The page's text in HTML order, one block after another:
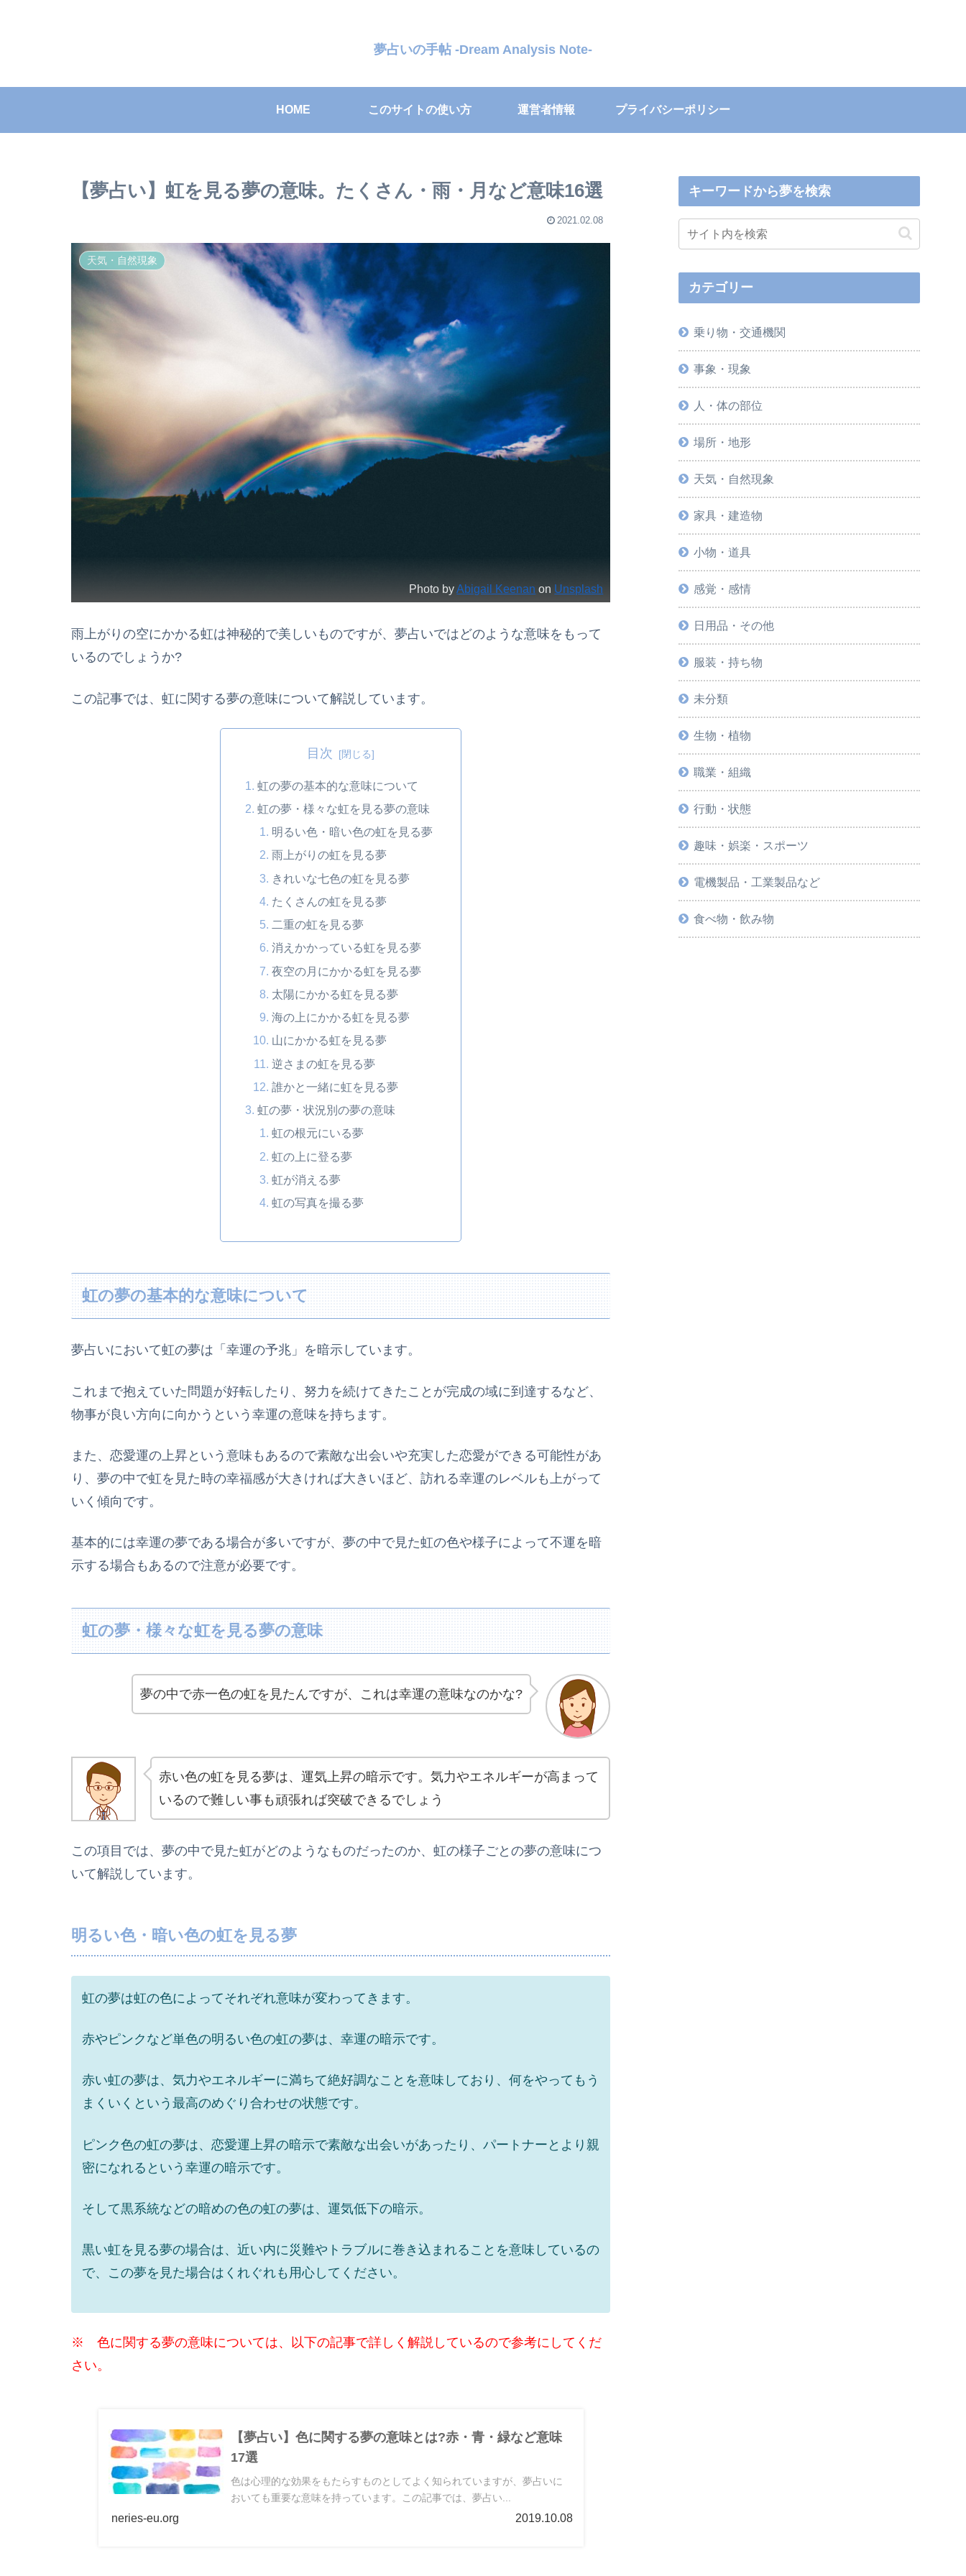
夢占いの手帖 -Dream Analysis Note-
HOME このサイトの使い方 運営者情報 プライバシーポリシー
【夢占い】虹を見る夢の意味。たくさん・雨・月など意味16選
2021.02.08
天気・自然現象
Photo byAbigail Keenan on Unsplash
雨上がりの空にかかる虹は神秘的で美しいものですが、夢占いではどのような意味をもって
いるのでしょうか?
この記事では、虹に関する夢の意味について解説しています。
目次
虹の夢の基本的な意味について
虹の夢・様々な虹を見る夢の意味
明るい色・暗い色の虹を見る夢
雨上がりの虹を見る夢
きれいな七色の虹を見る夢
たくさんの虹を見る夢
二重の虹を見る夢
消えかかっている虹を見る夢
夜空の月にかかる虹を見る夢
太陽にかかる虹を見る夢
海の上にかかる虹を見る夢
山にかかる虹を見る夢
逆さまの虹を見る夢
誰かと一緒に虹を見る夢
虹の夢・状況別の夢の意味
虹の根元にいる夢
虹の上に登る夢
虹が消える夢
虹の写真を撮る夢
虹の夢の基本的な意味について
夢占いにおいて虹の夢は「幸運の予兆」を暗示しています。
これまで抱えていた問題が好転したり、努力を続けてきたことが完成の域に到達するなど、
物事が良い方向に向かうという幸運の意味を持ちます。
また、恋愛運の上昇という意味もあるので素敵な出会いや充実した恋愛ができる可能性があ
り、夢の中で虹を見た時の幸福感が大きければ大きいほど、訪れる幸運のレベルも上がって
いく傾向です。
基本的には幸運の夢である場合が多いですが、夢の中で見た虹の色や様子によって不運を暗
示する場合もあるので注意が必要です。
虹の夢・様々な虹を見る夢の意味
夢の中で赤一色の虹を見たんですが、これは幸運の意味なのかな?
赤い色の虹を見る夢は、運気上昇の暗示です。気力やエネルギーが高まって
いるので難しい事も頑張れば突破できるでしょう
この項目では、夢の中で見た虹がどのようなものだったのか、虹の様子ごとの夢の意味につ
いて解説しています。
明るい色・暗い色の虹を見る夢
虹の夢は虹の色によってそれぞれ意味が変わってきます。
赤やピンクなど単色の明るい色の虹の夢は、幸運の暗示です。
赤い虹の夢は、気力やエネルギーに満ちて絶好調なことを意味しており、何をやってもう
まくいくという最高のめぐり合わせの状態です。
ピンク色の虹の夢は、恋愛運上昇の暗示で素敵な出会いがあったり、パートナーとより親
密になれるという幸運の暗示です。
そして黒系統などの暗めの色の虹の夢は、運気低下の暗示。
黒い虹を見る夢の場合は、近い内に災難やトラブルに巻き込まれることを意味しているの
で、この夢を見た場合はくれぐれも用心してください。
※ 色に関する夢の意味については、以下の記事で詳しく解説しているので参考にしてくだ
さい。
【夢占い】色に関する夢の意味とは?赤・青・緑など意味
17選
色は心理的な効果をもたらすものとしてよく知られていますが、夢占いに
おいても重要な意味を持っています。この記事では、夢占い...
neries-eu.org 2019.10.08
キーワードから夢を検索
カテゴリー
乗り物・交通機関
事象・現象
人・体の部位
場所・地形
天気・自然現象
家具・建造物
小物・道具
感覚・感情
日用品・その他
服装・持ち物
未分類
生物・植物
職業・組織
行動・状態
趣味・娯楽・スポーツ
電機製品・工業製品など
食べ物・飲み物